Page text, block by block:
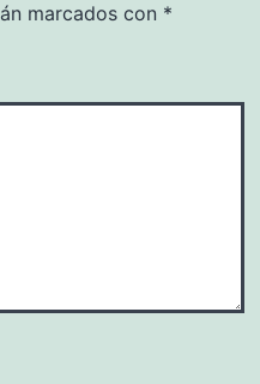
marcados con *